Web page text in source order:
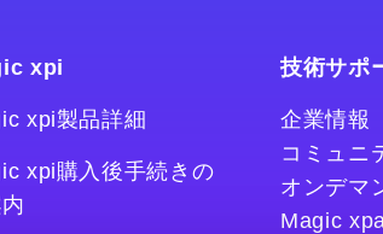
xpi
xpi製品詳細
xpi購入後手続きの
技術サポ
企業情報
コミュニ
オンデマ
Magic